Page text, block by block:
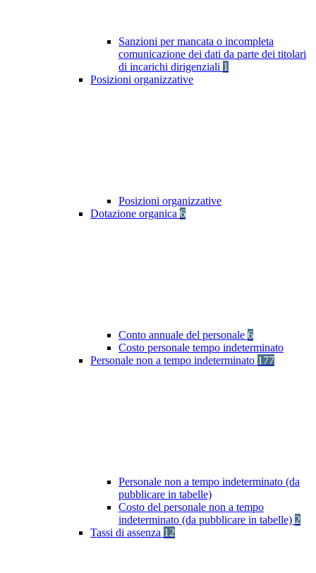
Sanzioni per mancata o incompleta
comunicazione dei dati da parte dei titolari
di incarichi dirigenziali 1
Posizioni organizzative
Posizioni organizzative
Dotazione organica 6
Conto annuale del personale 6
Costo personale tempo indeterminato
Personale non a tempo indeterminato 177
Personale non a tempo indeterminato (da
pubblicare in tabelle)
Costo del personale non a tempo
indeterminato (da pubblicare in tabelle) 2
Tassi di assenza 12